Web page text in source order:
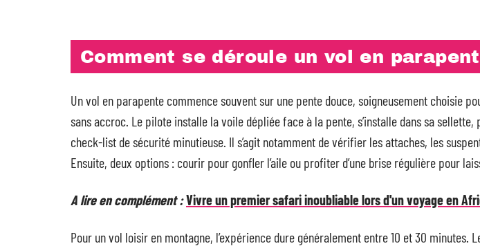
Comment se déroule un vol en
Un vol en parapente commence souvent sur une pente douce, soigneusement choisie
sans accroc. Le pilote installe la voile dépliée face à la pente, s’installe dans sa sellette,
check-list de sécurité minutieuse. Il s’agit notamment de vérifier les attaches, les
Ensuite, deux options : courir pour gonfler l’aile ou profiter d’une brise régulière pour
A lire en complément :Vivre un premier safari inoubliable lors d'un voyage en
Pour un vol loisir en montagne, l’expérience dure généralement entre 10 et 30 minutes.